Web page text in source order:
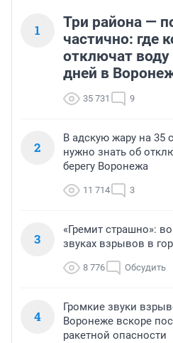
1
Три района —
частично: где
отключат воду
дней в
35 731 9
2
В адскую жару на 35
нужно знать об
берегу Воронежа
11 714 3
3
«Гремит страшно»:
звуках взрывов в
8 776 Обсудить
4
Громкие звуки
Воронеже вскоре
ракетной опасности